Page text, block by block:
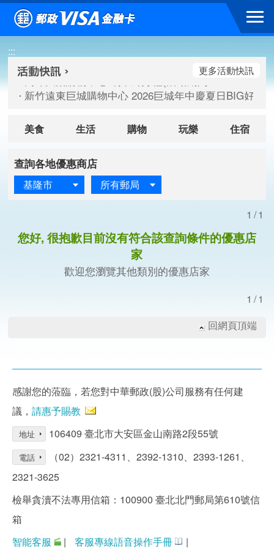
跳到主要內容區塊
:::
高雄大樂購物中心 刷卡郵好禮(活動期間：115/08/07-
臺北三創生活 有點東西第2波 刷卡郵好禮(活動期間：
高雄大樂購物中心 刷卡郵好禮(活動期間：115/08/07-
新竹遠東巨城購物中心 2026巨城年中慶夏日BIG好刷(
更多活動快訊
美食 生活 購物 玩樂 住宿
查詢各地優惠商店
基隆市 所有郵局
1/1
您好, 很抱歉目前沒有符合該查詢條件的優惠店
家
歡迎您瀏覽其他類別的優惠店家
1/1
回網頁頂端
感謝您的蒞臨，若您對中華郵政(股)公司服務有任何建
議， 請惠予賜教
地址 106409 臺北市大安區金山南路2段55號
電話
（02）2321-4311、2392-1310、2393-1261、
2321-3625
檢舉貪瀆不法專用信箱：100900 臺北北門郵局第610號信
箱
智能客服
| 客服專線語音操作手冊 |